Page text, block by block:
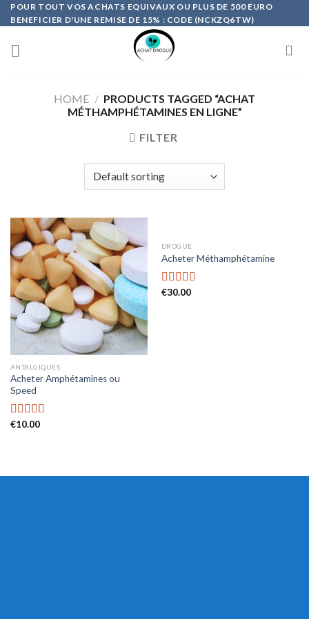
Skip
to
content
POUR TOUT VOS ACHATS EQUIVAUX OU PLUS DE 500 EURO
BENEFICIER D'UNE REMISE DE 15% : CODE (NCKZQ6TW)
HOME / PRODUCTS TAGGED “ACHAT
MÉTHAMPHÉTAMINES EN LIGNE”
FILTER
ANTALGIQUES
Acheter Amphétamines ou
Speed
Rated4.41
€10.00
DROGUE
Acheter Méthamphétamine
Rated4.47
€30.00